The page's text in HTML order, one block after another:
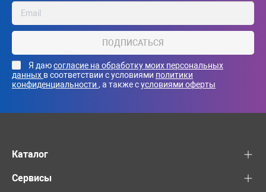
ПОДПИСАТЬСЯ
Я даюсогласие на обработку моих персональных
данных в соответствии с условиями политики
конфиденциальности , а также сусловиями оферты
Каталог
Сервисы